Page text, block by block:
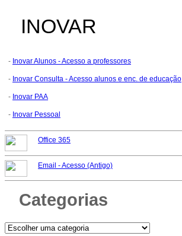
INOVAR
- Inovar Alunos - Acesso a professores
- Inovar Consulta - Acesso alunos e enc. de educação
- Inovar PAA
- Inovar Pessoal
Office 365
Email -Acesso (Antigo)
Categorias